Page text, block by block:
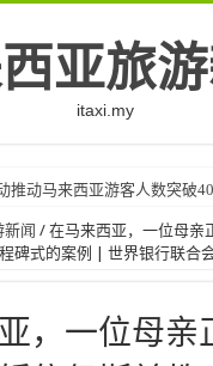
亚旅
itaxi.my
推动马来西亚游客人数突破
闻 / 在马来西亚，一位母亲
碑式的案例 | 世界银行联合
，一位母亲